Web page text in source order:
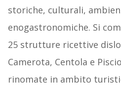
storiche, culturali,
enogastronomiche. Si
25 strutture ricettive
Camerota, Centola e
rinomate in ambito